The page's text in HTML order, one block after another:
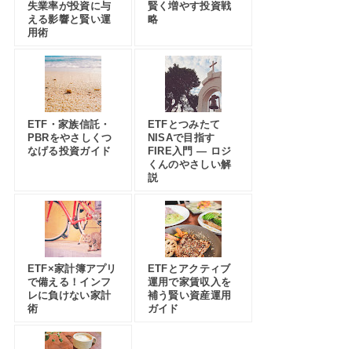
失業率が投資に与
える影響と賢い運
用術
賢く増やす投資戦
略
ETF・家族信託・
PBRをやさしくつ
なげる投資ガイド
ETFとつみたて
NISAで目指す
FIRE入門 — ロジ
くんのやさしい解
説
ETF×家計簿アプリ
で備える！インフ
レに負けない家計
術
ETFとアクティブ
運用で家賃収入を
補う賢い資産運用
ガイド